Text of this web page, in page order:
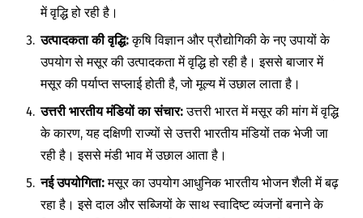
में वृद्धि हो रही है।
उत्पादकता की वृद्धि:कृषि विज्ञान और प्रौद्योगिकी के नए उपायों के
उपयोग से मसूर की उत्पादकता में वृद्धि हो रही है। इससे बाजार में
मसूर की पर्याप्त सप्लाई होती है, जो मूल्य में उछाल लाता है।
उत्तरी भारतीय मंडियों का संचार:उत्तरी भारत में मसूर की मांग में वृद्धि
के कारण, यह दक्षिणी राज्यों से उत्तरी भारतीय मंडियों तक भेजी जा
रही है। इससे मंडी भाव में उछाल आता है।
नई उपयोगिता:मसूर का उपयोग आधुनिक भारतीय भोजन शैली में बढ़
रहा है। इसे दाल और सब्जियों के साथ स्वादिष्ट व्यंजनों बनाने के